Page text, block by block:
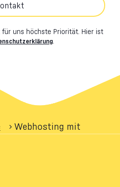
uns höchste Priorität. Hier ist
› Webhosting mit